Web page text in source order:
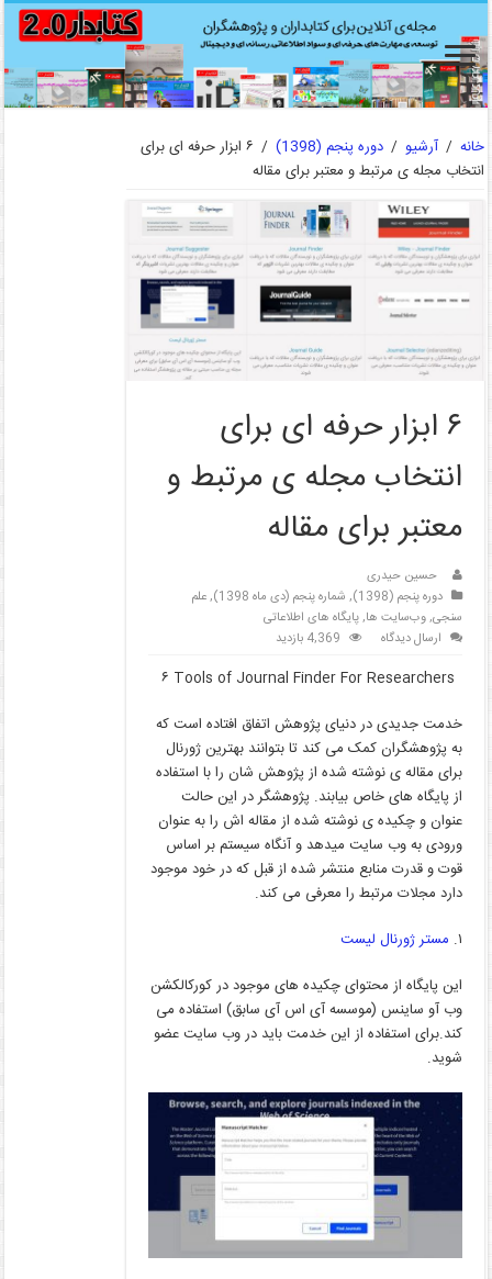
خانه / آرشیو / دوره پنجم (1398) /
۶ ابزار حرفه ای برای
انتخاب مجله ی مرتبط و معتبر برای مقاله
۶ ابزار حرفه ای برای
انتخاب مجله ی مرتبط و
معتبر برای مقاله
حسین حیدری
دوره پنجم (1398)
, شماره پنجم (دی ماه 1398) ,علم
سنجی,وب‌سایت ها,پایگاه های اطلاعاتی
ارسال دیدگاه
4,369 بازدید
۶ Tools of Journal Finder For Researchers
خدمت جدیدی در دنیای پژوهش اتفاق افتاده است که
به پژوهشگران کمک می کند تا بتوانند بهترین ژورنال
برای مقاله ی نوشته شده از پژوهش شان را با استفاده
از پایگاه های خاص بیابند. پژوهشگر در این حالت
عنوان و چکیده ی نوشته شده از مقاله اش را به عنوان
ورودی به وب سایت میدهد و آنگاه سیستم بر اساس
قوت و قدرت منابع منتشر شده از قبل که در خود موجود
دارد مجلات مرتبط را معرفی می کند.
۱. مستر ژورنال لیست
این پایگاه از محتوای چکیده های موجود در کورکالکشن
وب آو ساینس (موسسه آی اس آی سابق) استفاده می
کند.برای استفاده از این خدمت باید در وب سایت عضو
شوید.